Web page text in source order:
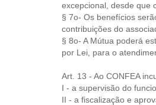
excepcional, desde que
§ 7o- Os benefícios
contribuições do
§ 8o- A Mútua poderá
por Lei, para o
Art. 13 - Ao CONFEA
I - a supervisão do
II - a fiscalização e